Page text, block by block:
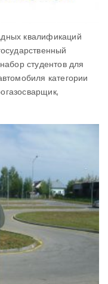
квалификаций
студентов для
категории